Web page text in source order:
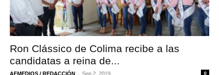
Ron Clássico de Colima recibe a las
candidatas a reina de...
AFMEDIOS / REDACCIÓN - Sep 2, 2019 0